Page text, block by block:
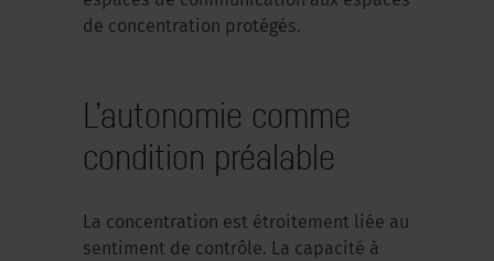
de concentration protégés.
L’autonomie comme
condition préalable
La concentration est étroitement liée au
sentiment de contrôle. La capacité à